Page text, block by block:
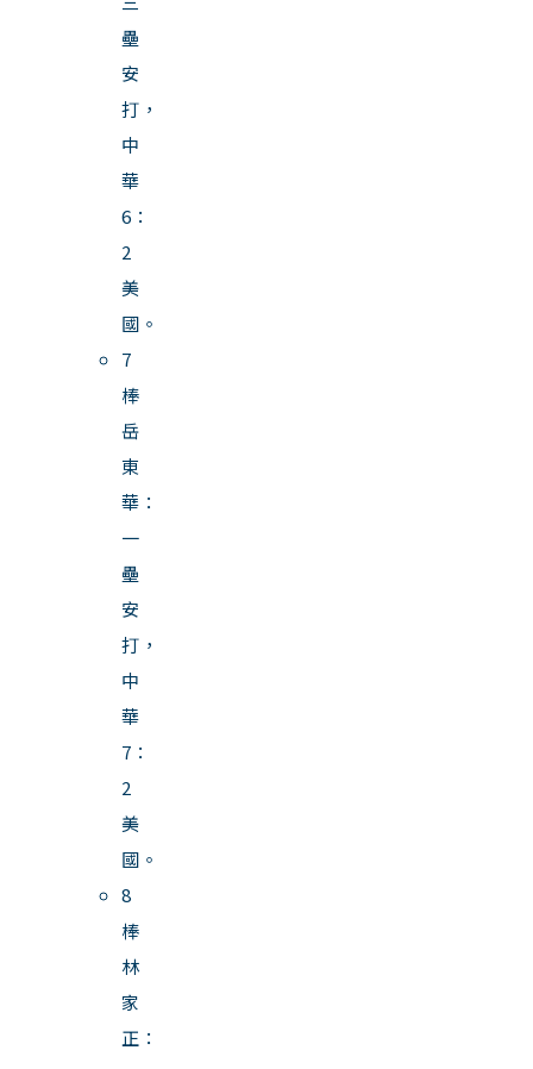
壘
安
打，
中
華
6：
2
美
國。
7
棒
岳
東
華：
一
壘
安
打，
中
華
7：
2
美
國。
8
棒
林
家
正：